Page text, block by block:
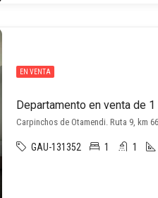
EN VENTA
Carpinchos de Otamendi. Ruta 9, km
GAU-131352 1 1